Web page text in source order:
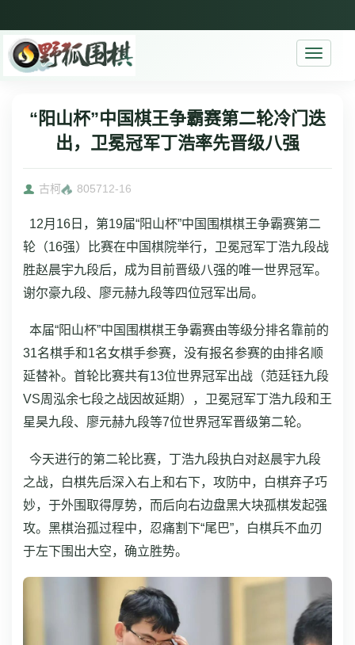
Toggle
“阳山杯”中国棋王争霸赛第二轮冷门迭
出，卫冕冠军丁浩率先晋级八强
古柯 805712-16
12月16日，第19届“阳山杯”中国围棋棋王争霸赛第二
轮（16强）比赛在中国棋院举行，卫冕冠军丁浩九段战
胜赵晨宇九段后，成为目前晋级八强的唯一世界冠军。
谢尔豪九段、廖元赫九段等四位冠军出局。
本届“阳山杯”中国围棋棋王争霸赛由等级分排名靠前的
31名棋手和1名女棋手参赛，没有报名参赛的由排名顺
延替补。首轮比赛共有13位世界冠军出战（范廷钰九段
VS周泓余七段之战因故延期），卫冕冠军丁浩九段和王
星昊九段、廖元赫九段等7位世界冠军晋级第二轮。
今天进行的第二轮比赛，丁浩九段执白对赵晨宇九段
之战，白棋先后深入右上和右下，攻防中，白棋弃子巧
妙，于外围取得厚势，而后向右边盘黑大块孤棋发起强
攻。黑棋治孤过程中，忍痛割下“尾巴”，白棋兵不血刃
于左下围出大空，确立胜势。